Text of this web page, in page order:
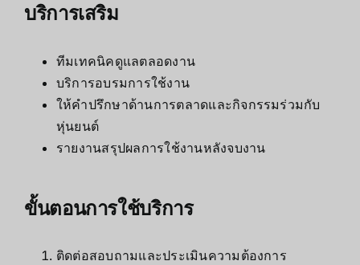
บริการเสริม
ทีมเทคนิคดูแลตลอดงาน
บริการอบรมการใช้งาน
ให้คำปรึกษาด้านการตลาดและกิจกรรมร่วมกับ
หุ่นยนต์
รายงานสรุปผลการใช้งานหลังจบงาน
ขั้นตอนการใช้บริการ
ติดต่อสอบถามและประเมินความต้องการ